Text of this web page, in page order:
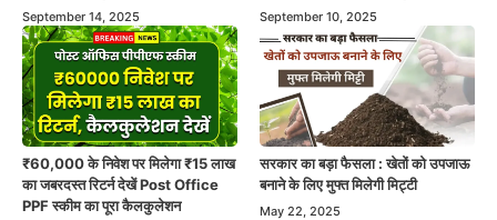
September 14, 2025 September 10, 2025
₹60,000 के निवेश पर मिलेगा ₹15 लाख
का जबरदस्त रिटर्न देखें Post Office
PPF स्कीम का पूरा कैलकुलेशन
सरकार का बड़ा फैसला : खेतों को उपजाऊ
बनाने के लिए मुफ्त मिलेगी मिट्टी
May 22, 2025